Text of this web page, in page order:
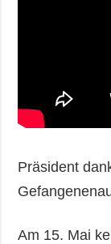
Präsident
Am 15. Mai